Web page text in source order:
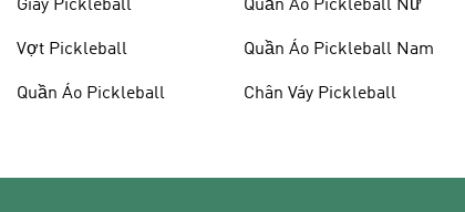
Giày Pickleball
Vợt Pickleball
Quần Áo Pickleball
Quần Áo Pickleball Nữ
Quần Áo Pickleball Nam
Chân Váy Pickleball